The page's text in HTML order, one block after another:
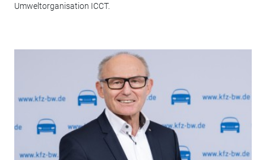
Umweltorganisation ICCT.